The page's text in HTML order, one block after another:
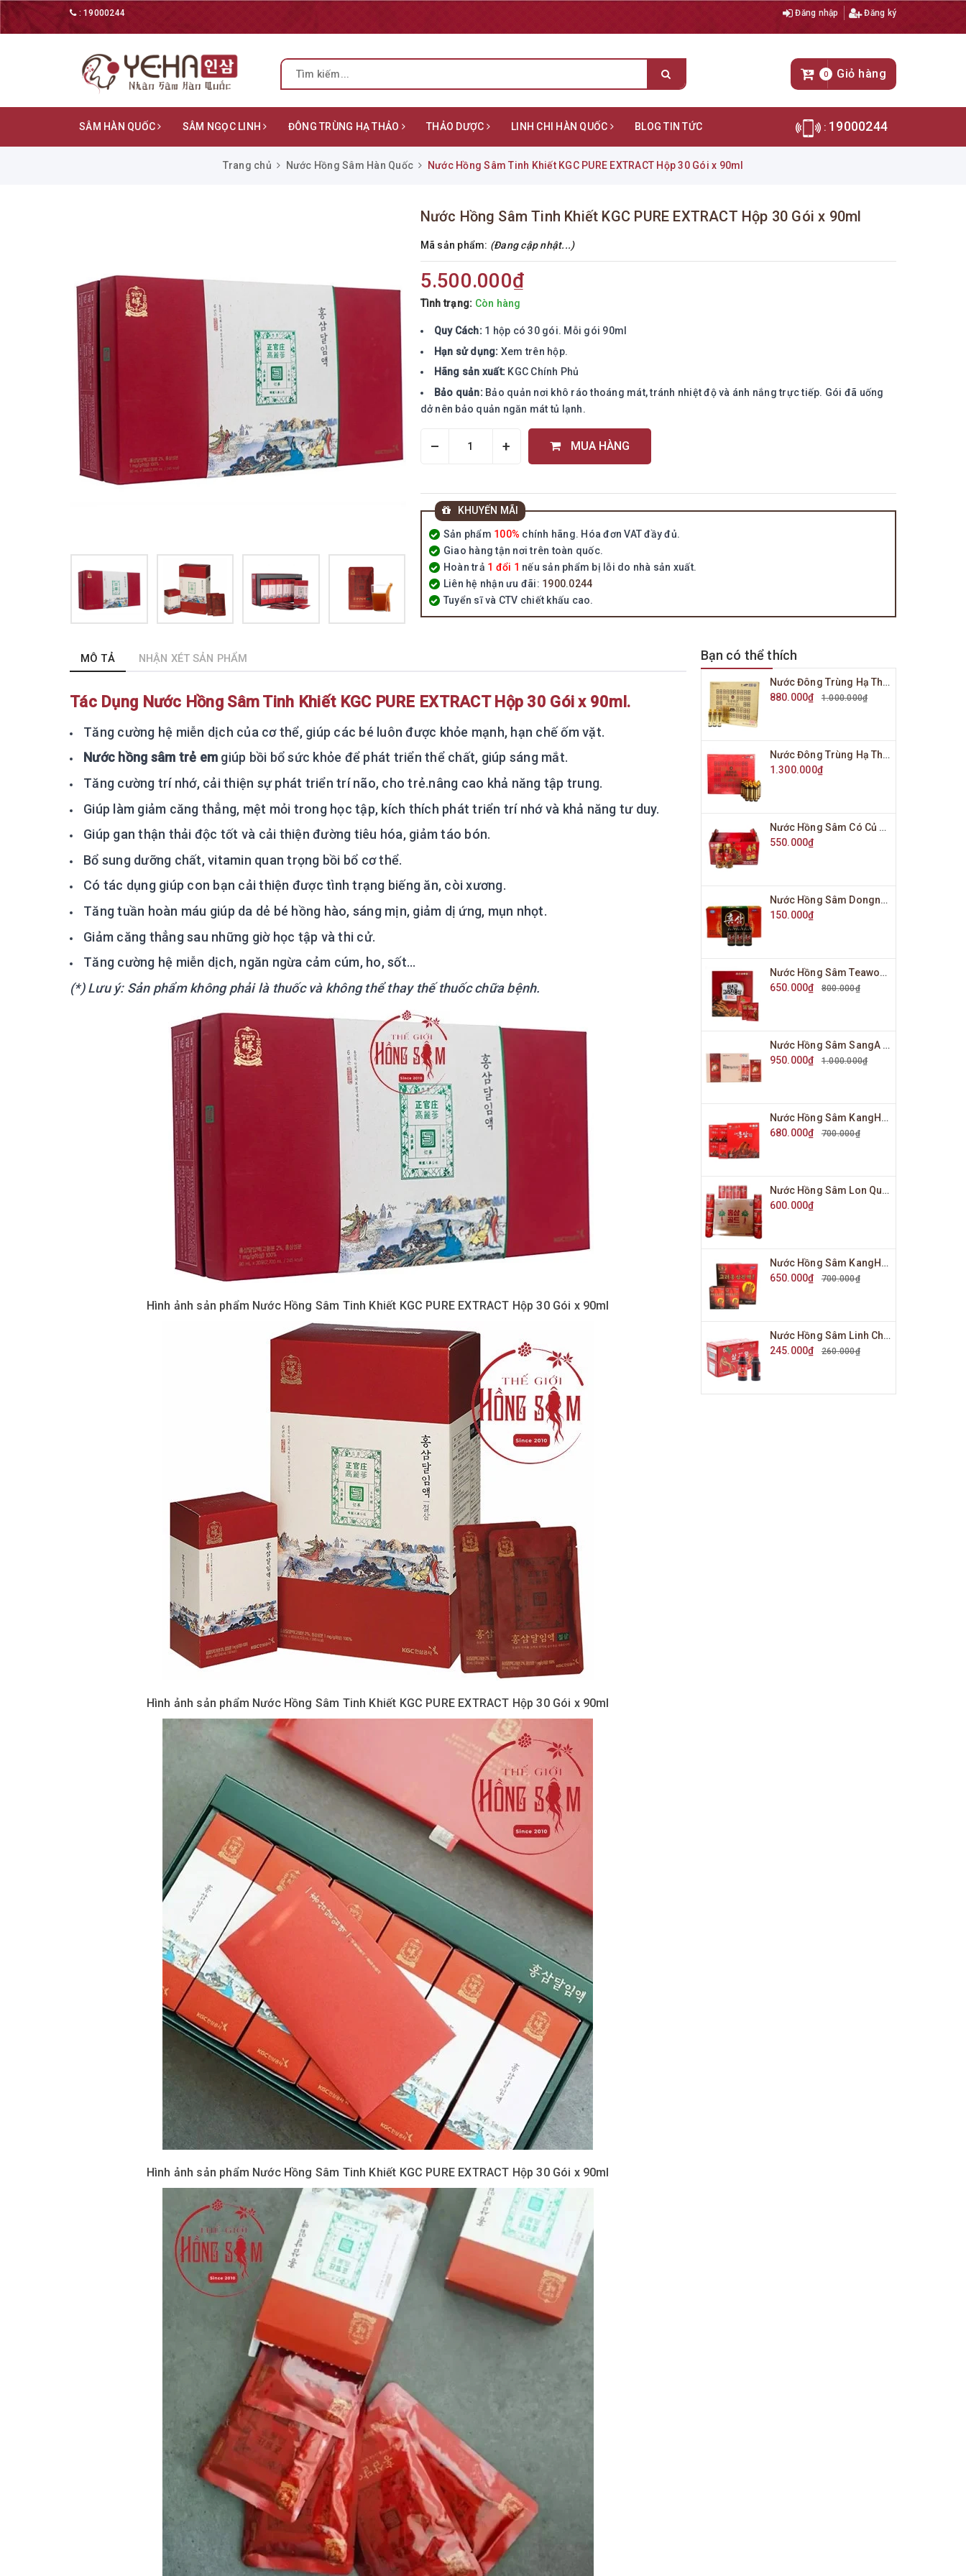
: 19000244 Đăng nhập Đăng ký
0 Giỏ hàng
SÂM HÀN QUỐC SÂM NGỌC LINH ĐÔNG TRÙNG HẠ THẢO THẢO DƯỢC LINH CHI HÀN QUỐC BLOG TIN TỨC : 19000244
Trang chủ Nước Hồng Sâm Hàn Quốc Nước Hồng Sâm Tinh Khiết KGC PURE EXTRACT Hộp 30 Gói x 90ml
Nước Hồng Sâm Tinh Khiết KGC PURE EXTRACT Hộp 30 Gói x 90ml
Mã sản phẩm: (Đang cập nhật...)
5.500.000₫
Tình trạng: Còn hàng
Quy Cách: 1 hộp có 30 gói. Mỗi gói 90ml
Hạn sử dụng: Xem trên hộp.
Hãng sản xuất: KGC Chính Phủ
Bảo quản: Bảo quản nơi khô ráo thoáng mát, tránh nhiệt độ và ánh nắng trực tiếp. Gói đã uống
dở nên bảo quản ngăn mát tủ lạnh.
– + MUA HÀNG
KHUYẾN MÃI
Sản phẩm 100% chính hãng. Hóa đơn VAT đầy đủ.
Giao hàng tận nơi trên toàn quốc.
Hoàn trả 1 đổi 1 nếu sản phẩm bị lỗi do nhà sản xuất.
Liên hệ nhận ưu đãi: 1900.0244
Tuyển sĩ và CTV chiết khấu cao.
MÔ TẢ NHẬN XÉT SẢN PHẨM
Tác Dụng Nước Hồng Sâm Tinh Khiết KGC PURE EXTRACT Hộp 30 Gói x 90ml.
Tăng cường hệ miễn dịch của cơ thể, giúp các bé luôn được khỏe mạnh, hạn chế ốm vặt.
Nước hồng sâm trẻ em giúp bồi bổ sức khỏe để phát triển thể chất, giúp sáng mắt.
Tăng cường trí nhớ, cải thiện sự phát triển trí não, cho trẻ.nâng cao khả năng tập trung.
Giúp làm giảm căng thẳng, mệt mỏi trong học tập, kích thích phát triển trí nhớ và khả năng tư duy.
Giúp gan thận thải độc tốt và cải thiện đường tiêu hóa, giảm táo bón.
Bổ sung dưỡng chất, vitamin quan trọng bồi bổ cơ thể.
Có tác dụng giúp con bạn cải thiện được tình trạng biếng ăn, còi xương.
Tăng tuần hoàn máu giúp da dẻ bé hồng hào, sáng mịn, giảm dị ứng, mụn nhọt.
Giảm căng thẳng sau những giờ học tập và thi cử.
Tăng cường hệ miễn dịch, ngăn ngừa cảm cúm, ho, sốt...
(*) Lưu ý: Sản phẩm không phải là thuốc và không thể thay thế thuốc chữa bệnh.
Hình ảnh sản phẩm Nước Hồng Sâm Tinh Khiết KGC PURE EXTRACT Hộp 30 Gói x 90ml
Hình ảnh sản phẩm Nước Hồng Sâm Tinh Khiết KGC PURE EXTRACT Hộp 30 Gói x 90ml
Hình ảnh sản phẩm Nước Hồng Sâm Tinh Khiết KGC PURE EXTRACT Hộp 30 Gói x 90ml
Bạn có thể thích
Nước Đông Trùng Hạ Thảo Bio Science Hàn Quốc Hộp Vàng 20 Ống x 20ml
880.000₫
1.000.000₫
Nước Đông Trùng Hạ Thảo Bio Science Hàn Quốc Hộp Đỏ 20 Ống x 20ml
1.300.000₫
Nước Hồng Sâm Có Củ Won Ki Sam Hàn Quốc Hộp 10 Chai x 120ml
550.000₫
Nước Hồng Sâm Dongnam Medics Hàn Quốc Hộp 10 Chai x 100ml
150.000₫
Nước Hồng Sâm Teawong Hàn Quốc Hộp 30 Gói x 70ml
650.000₫
800.000₫
Nước Hồng Sâm SangA Người Lớn Hộp 30 Gói x 10ml
950.000₫
1.000.000₫
Nước Hồng Sâm KangHwa Hàn Quốc Hộp 30 Gói x 70ml
680.000₫
700.000₫
Nước Hồng Sâm Lon Queen Bin Hàn Quốc Hộp 30 Lon x 175ml
600.000₫
Nước Hồng Sâm KangHwa Hàn Quốc Hộp 30 Gói x 80ml
650.000₫
700.000₫
Nước Hồng Sâm Linh Chi KGS Hộp 10 Chai x 100ml
245.000₫
260.000₫